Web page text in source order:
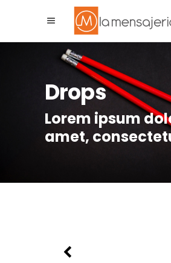
Drops
Lorem ipsum
amet,
La Mensajeria MX
Asistente Virtual